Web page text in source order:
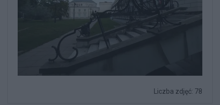
Liczba zdjęć: 78